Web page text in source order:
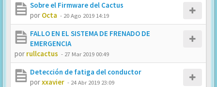
Sobre el Firmware del Cactus
por Octa - 20 Ago 2019 14:19
FALLO EN EL SISTEMA DE FRENADO DE
EMERGENCIA
por rullcactus - 27 Mar 2019 00:49
Detección de fatiga del conductor
porxxavier - 24 Abr 2019 23:09